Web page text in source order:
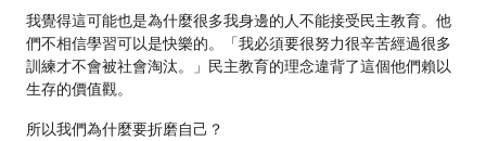
我覺得這可能也是為什麼很多我身邊的人不能接受民主教育。他
們不相信學習可以是快樂的。「我必須要很努力很辛苦經過很多
訓練才不會被社會淘汰。」民主教育的理念違背了這個他們賴以
生存的價值觀。
所以我們為什麼要折磨自己？